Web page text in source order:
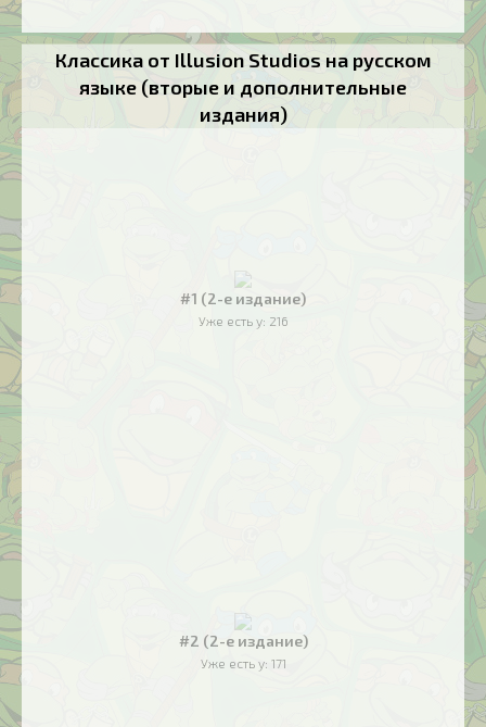
Классика от Illusion Studios на русском
языке (вторые и дополнительные
издания)
#1 (2-е издание)
Уже есть у: 216
#2 (2-е издание)
Уже есть у: 171